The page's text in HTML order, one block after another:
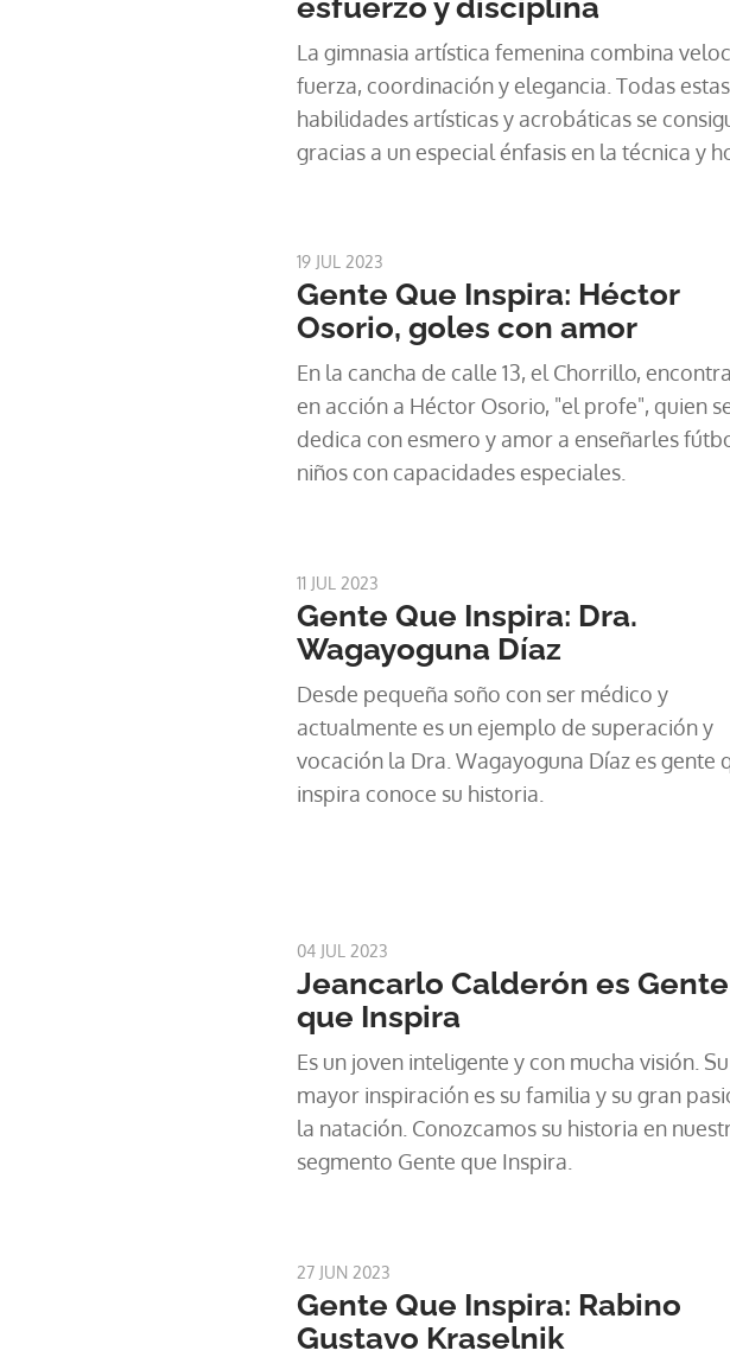
esfuerzo y disciplina
La gimnasia artística femenina combina
fuerza, coordinación y elegancia. Todas estas
habilidades artísticas y acrobáticas se
gracias a un especial énfasis en la técnica y
Inspira.
19 JUL 2023
Gente Que Inspira: Héctor
Osorio, goles con amor
En la cancha de calle 13, el Chorrillo,
en acción a Héctor Osorio, "el profe", quien
dedica con esmero y amor a enseñarles
niños con capacidades especiales.
11 JUL 2023
Gente Que Inspira: Dra.
Wagayoguna Díaz
Desde pequeña soño con ser médico y
actualmente es un ejemplo de superación y
vocación la Dra. Wagayoguna Díaz es gente
inspira conoce su historia.
04 JUL 2023
Jeancarlo Calderón es Gente
que Inspira
Es un joven inteligente y con mucha visión. Su
mayor inspiración es su familia y su gran
la natación. Conozcamos su historia en
segmento Gente que Inspira.
27 JUN 2023
Gente Que Inspira: Rabino
Gustavo Kraselnik